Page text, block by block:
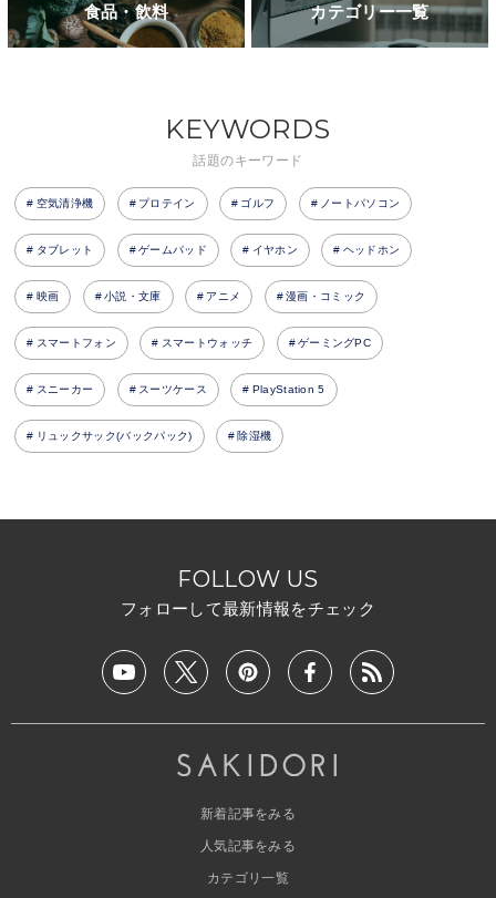
食品・飲料 カテゴリー一覧
KEYWORDS
話題のキーワード
空気清浄機 プロテイン ゴルフ ノートパソコン
タブレット ゲームパッド イヤホン ヘッドホン
映画 小説・文庫 アニメ 漫画・コミック
スマートフォン スマートウォッチ ゲーミングPC
スニーカー スーツケース PlayStation 5
リュックサック(バックパック) 除湿機
FOLLOW US
フォローして最新情報をチェック
新着記事をみる
人気記事をみる
カテゴリ一覧